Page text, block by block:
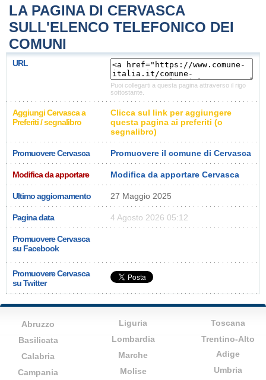
LA PAGINA DI CERVASCA
SULL'ELENCO TELEFONICO DEI
COMUNI
URL
Puoi collegarti a questa pagina attraverso il rigo
sottostante.
Aggiungi Cervasca a
Preferiti / segnalibro
Clicca sul link per aggiungere
questa pagina ai preferiti (o
segnalibro)
Promuovere Cervasca Promuovere il comune di Cervasca
Modifica da apportare Modifica da apportare Cervasca
Ultimo aggiornamento 27 Maggio 2025
Pagina data 4 Agosto 2026 05:12
Promuovere Cervasca
su Facebook
Promuovere Cervasca
su Twitter
Abruzzo
Basilicata
Calabria
Campania
Liguria
Lombardia
Marche
Molise
Toscana
Trentino-Alto
Adige
Umbria